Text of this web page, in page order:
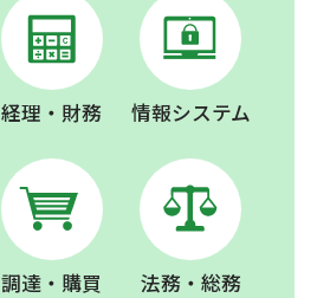
経理・財務 情報システム
調達・購買 法務・総務